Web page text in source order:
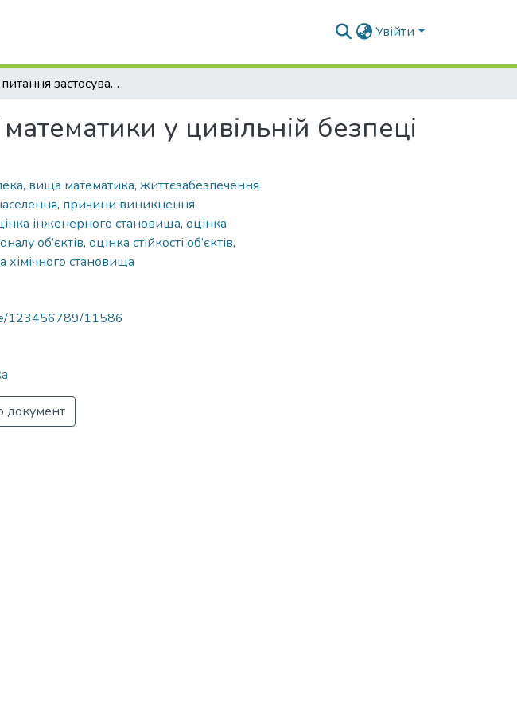
Увійти
Щодо питання застосування вищої математики у цивільній безпеці
у цивільній безпеці
, вища математика, життєзабезпечення
, причини виникнення
інженерного становища, оцінка
об’єктів, оцінка стійкості об’єктів,
хімічного становища
123456789/11586
документ